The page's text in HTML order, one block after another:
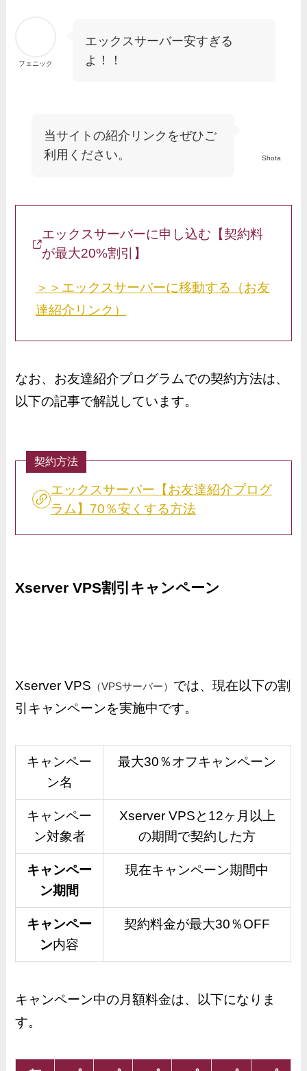
フェニック
エックスサーバー安すぎる
よ！！
Shota
当サイトの紹介リンクをぜひご
利用ください。
エックスサーバーに申し込む【契約料
が最大20%割引】
＞＞エックスサーバーに移動する（お友
達紹介リンク）
なお、お友達紹介プログラムでの契約方法は、
以下の記事で解説しています。
契約方法
エックスサーバー【お友達紹介プログ
ラム】70％安くする方法
Xserver VPS割引キャンペーン
Xserver VPS （VPSサーバー） では、現在以下の割
引キャンペーンを実施中です。
キャンペー
ン名
最大30％オフキャンペーン
キャンペー
ン対象者
Xserver VPSと12ヶ月以上
の期間で契約した方
キャンペー
ン期間
現在キャンペーン期間中
キャンペー
ン内容
契約料金が最大30％OFF
キャンペーン中の月額料金は、以下になりま
す。